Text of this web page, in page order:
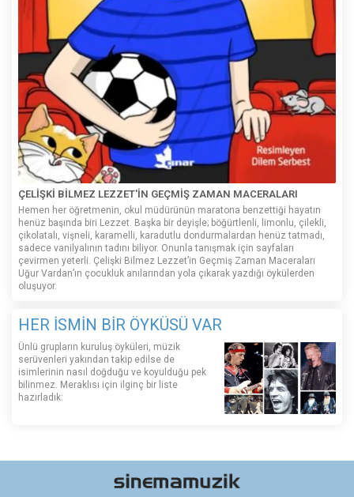
ÇELİŞKİ BİLMEZ LEZZET'İN GEÇMİŞ ZAMAN MACERALARI
Hemen her öğretmenin, okul müdürünün maratona benzettiği hayatın
henüz başında biri Lezzet. Başka bir deyişle; böğürtlenli, limonlu, çilekli,
çikolatalı, vişneli, karamelli, karadutlu dondurmalardan henüz tatmadı,
sadece vanilyalının tadını biliyor. Onunla tanışmak için sayfaları
çevirmen yeterli. Çelişki Bilmez Lezzet’in Geçmiş Zaman Maceraları
Uğur Vardan’ın çocukluk anılarından yola çıkarak yazdığı öykülerden
oluşuyor.
HER İSMİN BİR ÖYKÜSÜ VAR
Ünlü grupların kuruluş öyküleri, müzik
serüvenleri yakından takip edilse de
isimlerinin nasıl doğduğu ve koyulduğu pek
bilinmez. Meraklısı için ilginç bir liste
hazırladık: